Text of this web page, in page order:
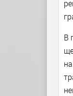
В